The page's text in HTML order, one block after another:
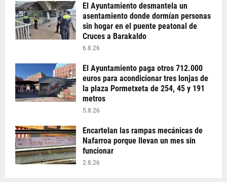
El Ayuntamiento desmantela un
asentamiento donde dormían personas
sin hogar en el puente peatonal de
Cruces a Barakaldo
6.8.26
El Ayuntamiento paga otros 712.000
euros para acondicionar tres lonjas de
la plaza Pormetxeta de 254, 45 y 191
metros
5.8.26
Encartelan las rampas mecánicas de
Nafarroa porque llevan un mes sin
funcionar
2.8.26